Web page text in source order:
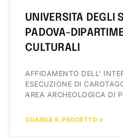
UNIVERSITA DEGLI
PADOVA-
CULTURALI
AFFIDAMENTO DELL’
ESECUZIONE DI
AREA ARCHEOLOGICA DI
GUARDA IL PROGETTO »